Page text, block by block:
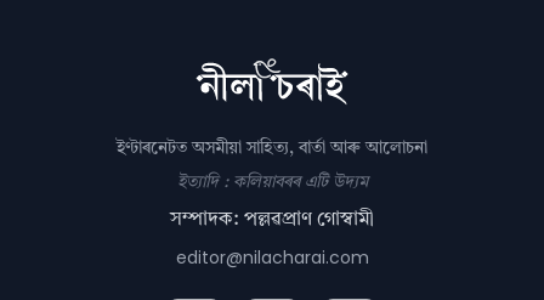
ইণ্টাৰনেটত অসমীয়া সাহিত্য, বাৰ্তা আৰু আলোচনা
ইত্যাদি : কলিয়াবৰৰ এটি উদ্যম
সম্পাদক: পল্লৱপ্ৰাণ গোস্বামী
editor@nilacharai.com